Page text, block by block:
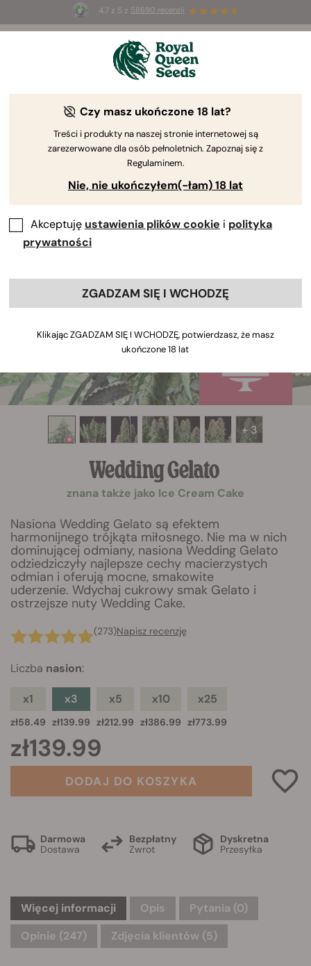
4.7 z 5 z 58690 recenzji
3 nasiona White Widow Auto
+ 3
Wedding Gelato
znana także jako Ice Cream Cake
Nasiona Wedding Gelato są efektem
harmonijnego trójkąta miłosnego. Nie ma w nich
dominującej odmiany, nasiona Wedding Gelato
odziedziczyły najlepsze cechy macierzystych
odmian i oferują mocne, smakowite
uderzenie. Wdychaj cukrowy smak Gelato i
ostrzejsze nuty Wedding Cake.
(273)Napisz recenzję
Liczba nasion:
x1
zł58.49
x3
zł139.99
x5
zł212.99
x10
zł386.99
x25
zł773.99
zł139.99
DODAJ DO KOSZYKA
Darmowa
Dostawa
Bezpłatny
Zwrot
Dyskretna
Przesyłka
Więcej informacji Opis Pytania (0)
Opinie (247)
Zdjęcia klientów (5)
Czy masz ukończone 18 lat?
Treści i produkty na naszej stronie internetowej są
zarezerwowane dla osób pełnoletnich. Zapoznaj się z
Regulaminem.
Nie, nie ukończyłem(-łam) 18 lat
Akceptuję ustawienia plików cookie i polityka
prywatności
ZGADZAM SIĘ I WCHODZĘ
Klikając ZGADZAM SIĘ I WCHODZĘ, potwierdzasz, że masz
ukończone 18 lat